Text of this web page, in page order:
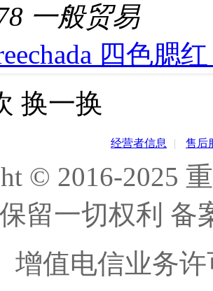
一般贸易
四色腮
换一换
经营者信息 | 售后
© 2016-2025
留一切权利 备
增值电信业务